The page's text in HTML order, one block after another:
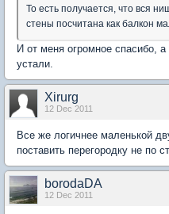
То есть получается, что вся
стены посчитана как балкон
И от меня огромное спасибо,
устали.
Xirurg
12 Dec 2011
Все же логичнее маленькой
поставить перегородку не по
borodaDA
12 Dec 2011